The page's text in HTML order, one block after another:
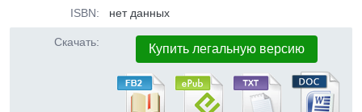
ISBN: нет данных
Скачать: Купить легальную версию